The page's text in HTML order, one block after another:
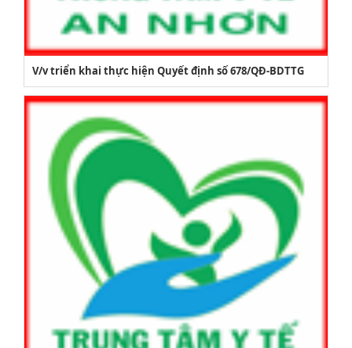
V/v triển khai thực hiện Quyết định số 678/QĐ-BDTTG